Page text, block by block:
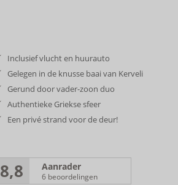
Inclusief vlucht en huurauto
Gelegen in de knusse baai van Kerveli
Gerund door vader-zoon duo
Authentieke Griekse sfeer
Een privé strand voor de deur!
8,8 Aanrader
6 beoordelingen